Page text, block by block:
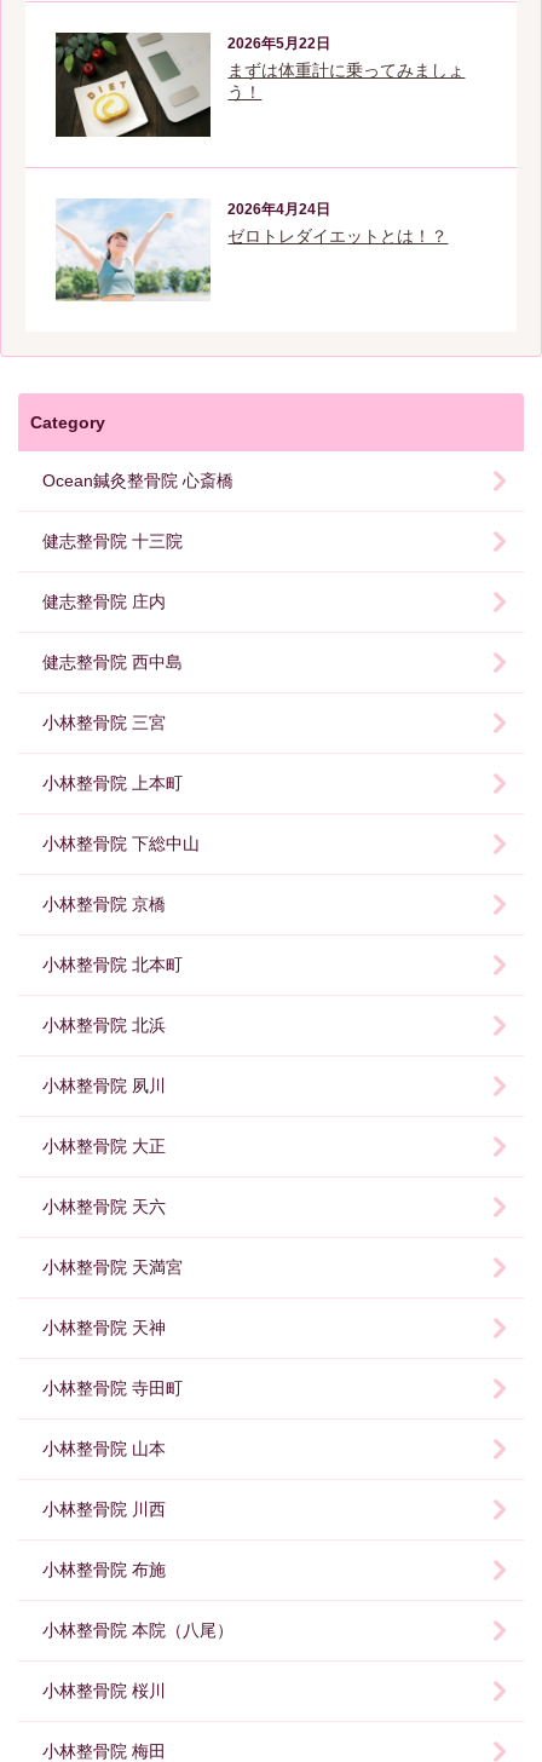
2026年5月22日
まずは体重計に乗ってみましょ
う！
2026年4月24日
ゼロトレダイエットとは！？
Category
Ocean鍼灸整骨院 心斎橋
健志整骨院 十三院
健志整骨院 庄内
健志整骨院 西中島
小林整骨院 三宮
小林整骨院 上本町
小林整骨院 下総中山
小林整骨院 京橋
小林整骨院 北本町
小林整骨院 北浜
小林整骨院 夙川
小林整骨院 大正
小林整骨院 天六
小林整骨院 天満宮
小林整骨院 天神
小林整骨院 寺田町
小林整骨院 山本
小林整骨院 川西
小林整骨院 布施
小林整骨院 本院（八尾）
小林整骨院 桜川
小林整骨院 梅田